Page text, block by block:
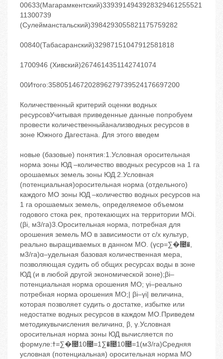
00633(Магарамкентский)3393914943928329461255521
11300739
(Сулейманстальский)3984293055821175759282
00840(Табасаранский)32987151047912581818
1700946 (Хивский)2674614351142741074
00Итого:358051467202896279739524176697200
Количественный критерий оценки водных
ресурсовУчитывая приведенные данные попробуем
провести количественныйанализводных ресурсов в
зоне Южного Дагестана. Для этого введем
новые (базовые) понятия:1.Условная оросительная
норма зоны ЮД –количество вводных ресурсов на 1 га
орошаемых земель зоны ЮД.2.Условная
(потенциальная)оросительная норма (отдельного)
каждого МО зоны ЮД –количество водных ресурсов на
1 га орошаемых земель, определяемое объемом
годового стока рек, протекающих на территории МОi.
(βi, м3/га)3.Оросительная норма, потребная для
орошения земель МО в зависимости от с/х культур,
реально выращиваемых в данном МО. (γср=∑�೔�,
м3/га)α–удельная базовая количественная мера,
позволяющая судить об общих ресурсах воды в зоне
ЮД (и в любой другой экономической зоне);βi–
потенциальная норма орошения МО; γi–реально
потребная норма орошения МО;| βi–γi| величина,
которая позволяет судить о достатке, избытке или
недостатке водных ресурсов в каждом МО.Приведем
методикувычисления величинα, β, γ.Условная
оросительная норма зоны ЮД вычисляется по
формуле:ߙ=∑�೔10೔=1∑�೔10೔=1(м3/га)Средняя
условная (потенциальная) оросительная норма МО